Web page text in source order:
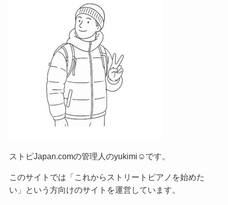
ストピJapan.comの管理人のyukimi☺です。
このサイトでは「これからストリートピアノを始めた
い」という方向けのサイトを運営しています。